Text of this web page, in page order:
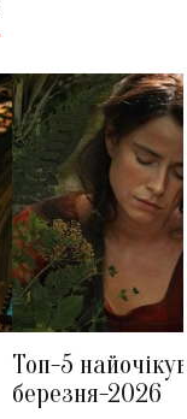
Топ-5
березня-2026